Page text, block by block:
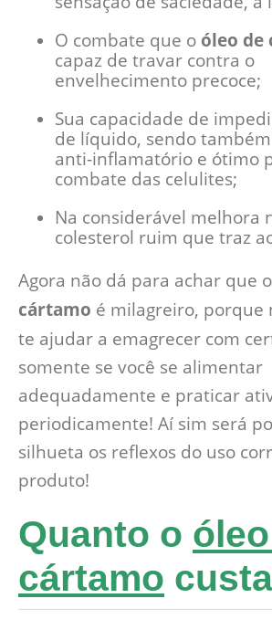
O combate que o óleo de
capaz de travar contra o
envelhecimento precoce;
Sua capacidade de
de líquido, sendo
anti-inflamatório e ótimo
combate das celulites;
Na considerável melhora
colesterol ruim que traz
Agora não dá para achar que o
cártamo é milagreiro, porque
te ajudar a emagrecer com
somente se você se alimentar
adequadamente e praticar
periodicamente! Aí sim será
silhueta os reflexos do uso
produto!
Quanto o
cártamo